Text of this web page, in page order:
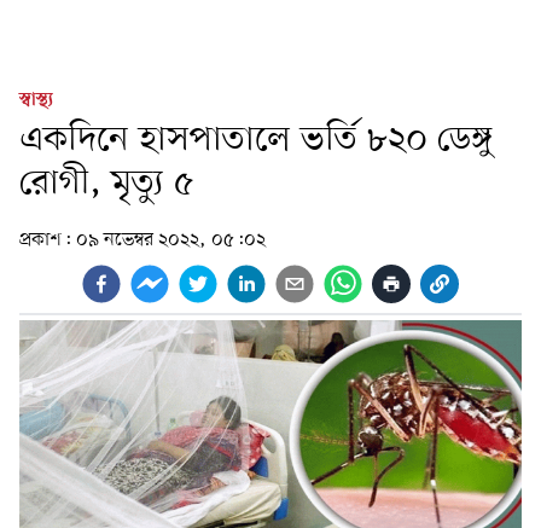
স্বাস্থ্য
একদিনে হাসপাতালে ভর্তি ৮২০ ডেঙ্গু
রোগী, মৃত্যু ৫
প্রকাশ: ০৯ নভেম্বর ২০২২, ০৫:০২